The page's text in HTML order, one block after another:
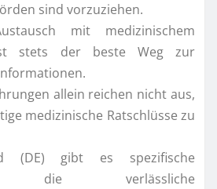
sind vorzuziehen.
mit medizinischem
stets der beste Weg zur
allein reichen nicht aus,
medizinische Ratschlüsse zu
(DE) gibt es spezifische
die verlässliche